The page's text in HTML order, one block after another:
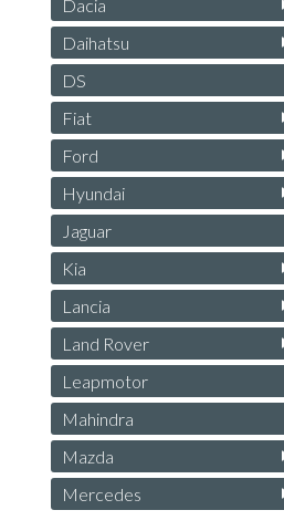
Dacia
Daihatsu
DS
Fiat
Ford
Hyundai
Jaguar
Kia
Lancia
Land Rover
Leapmotor
Mahindra
Mazda
Mercedes